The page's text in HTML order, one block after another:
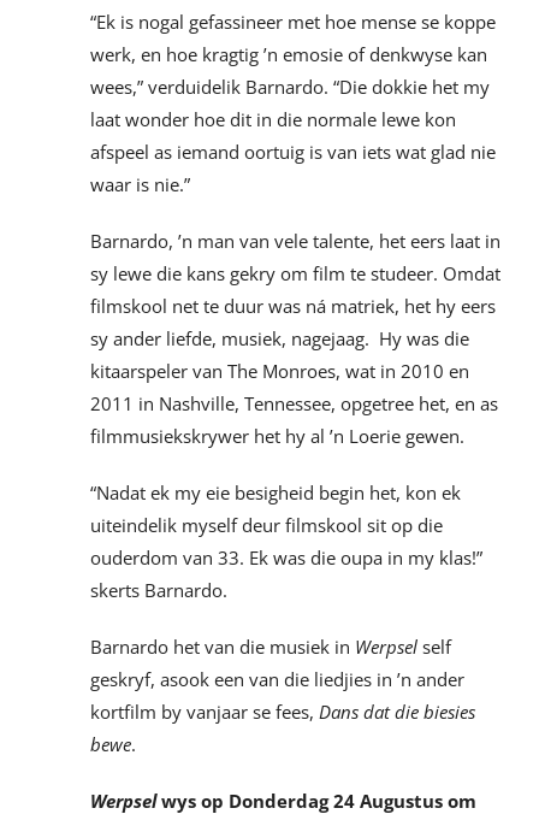
“Ek is nogal gefassineer met hoe mense se koppe
werk, en hoe kragtig ’n emosie of denkwyse kan
wees,” verduidelik Barnardo. “Die dokkie het my
laat wonder hoe dit in die normale lewe kon
afspeel as iemand oortuig is van iets wat glad nie
waar is nie.”
Barnardo, ’n man van vele talente, het eers laat in
sy lewe die kans gekry om film te studeer. Omdat
filmskool net te duur was ná matriek, het hy eers
sy ander liefde, musiek, nagejaag. Hy was die
kitaarspeler van The Monroes, wat in 2010 en
2011 in Nashville, Tennessee, opgetree het, en as
filmmusiekskrywer het hy al ’n Loerie gewen.
“Nadat ek my eie besigheid begin het, kon ek
uiteindelik myself deur filmskool sit op die
ouderdom van 33. Ek was die oupa in my klas!”
skerts Barnardo.
Barnardo het van die musiek in Werpselself
geskryf, asook een van die liedjies in ’n ander
kortfilm by vanjaar se fees, Dans dat die biesies
bewe.
Werpselwys op Donderdag 24 Augustus om